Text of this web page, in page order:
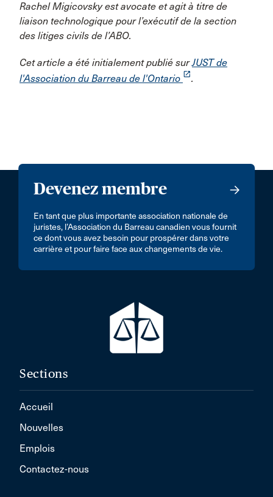
Rachel Migicovsky est avocate et agit à titre de
liaison technologique pour l’exécutif de la section
des litiges civils de l’ABO.
Cet article a été initialement publié surJUST de
l'Association du Barreau de l'Ontario launch.
Devenez membre
En tant que plus importante association nationale de
juristes, l’Association du Barreau canadien vous fournit
ce dont vous avez besoin pour prospérer dans votre
carrière et pour faire face aux changements de vie.
Sections
Accueil
Nouvelles
Emplois
Contactez-nous